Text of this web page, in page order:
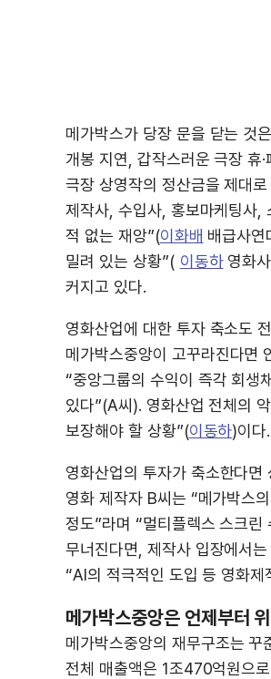
메가박스가 당장 문을 닫는 것
개봉 지연, 갑작스러운 극장 휴
극장 상영작의 정산금을 제대
제작사, 수입사, 홍보마케팅사,
적 없는 재앙”(이화배 배급사
밀려 있는 상황”( 이동하영화사
커지고 있다.
영화산업에 대한 투자 축소도
메가박스중앙이 고꾸라진다면
“중앙그룹의 수익이 즉각 회생
있다”(A씨). 영화산업 전체의
보장해야 할 상황”(이동하)이다.
영화산업의 투자가 축소한다
영화 제작자 B씨는 “메가박스
정도”라며 “멀티플렉스 스크
무너진다면, 제작사 입장에서
“AI의 적극적인 도입 등 영화
메가박스중앙은 언제부터
메가박스중앙의 재무구조는
전체 매출액은 1조470억원으